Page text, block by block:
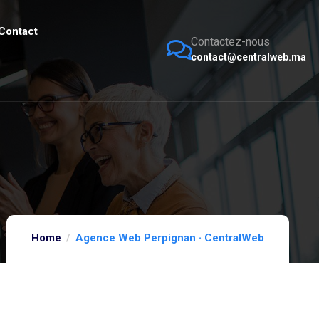
Contactez-nous
contact@centralweb.ma
Home Agence Web Perpignan · CentralWeb